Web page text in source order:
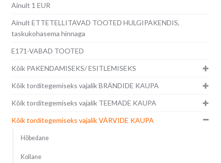
Ainult 1 EUR
Ainult ETTETELLITAVAD TOOTED HULGIPAKENDIS,
taskukohasema hinnaga
E171-VABAD TOOTED
Kõik PAKENDAMISEKS/ ESITLEMISEKS
Kõik torditegemiseks vajalik BRÄNDIDE KAUPA
Kõik torditegemiseks vajalik TEEMADE KAUPA
Kõik torditegemiseks vajalik VÄRVIDE KAUPA
Hõbedane
Kollane